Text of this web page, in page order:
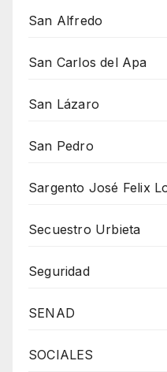
San Alfredo
San Carlos del Apa
San Lázaro
San Pedro
Sargento José Felix
Secuestro Urbieta
Seguridad
SENAD
SOCIALES